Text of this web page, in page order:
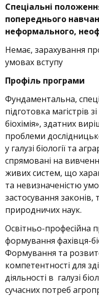
Спеціальні
попереднього
неформального,
Немає, зарахування
умовах вступу
Профіль програми
Фундаментальна,
підготовка магістрів
біохімія», здатних
проблеми
у галузі біології та
спрямовані на
живих систем, що
та невизначеністю
застосування законів,
природничих наук.
Освітньо-професійна
формування фахівця-
Формування та
компетентності для
діяльності в галузі
сучасних потреб